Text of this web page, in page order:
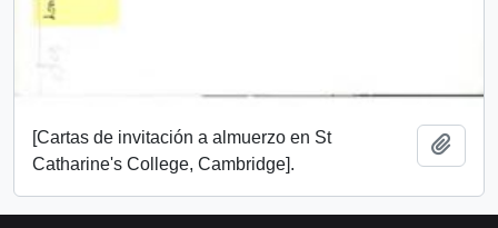
[Cartas de invitación a almuerzo en St
Catharine's College, Cambridge].